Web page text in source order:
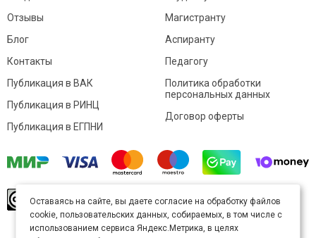
Отзывы
Блог
Контакты
Магистранту
Аспиранту
Педагогу
Публикация в ВАК
Публикация в РИНЦ
Публикация в ЕГПНИ
Политика обработки
персональных данных
Договор оферты
произведение доступно полицензии Creative
Commons «Attribution» («Атрибуция») 4.0
Непортированная.
Оставаясь на сайте, вы даете согласие на обработку файлов
cookie, пользовательских данных, собираемых, в том числе с
использованием сервиса Яндекс.Метрика, в целях